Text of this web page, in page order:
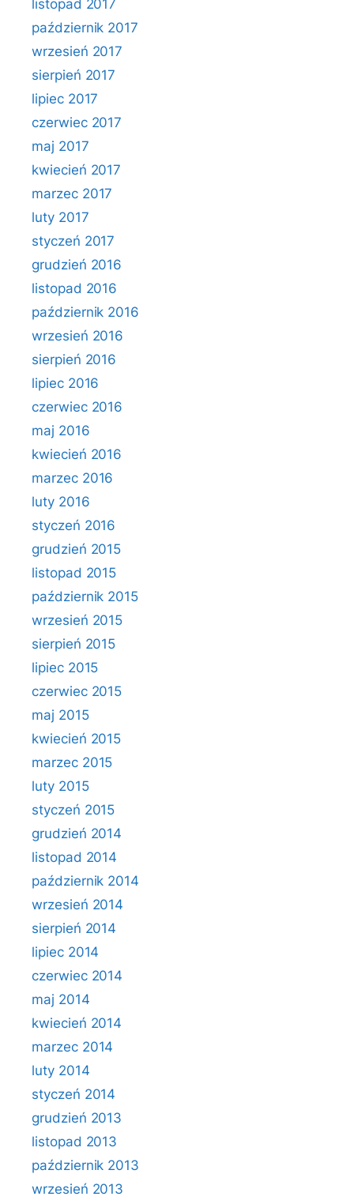
listopad 2017
październik 2017
wrzesień 2017
sierpień 2017
lipiec 2017
czerwiec 2017
maj 2017
kwiecień 2017
marzec 2017
luty 2017
styczeń 2017
grudzień 2016
listopad 2016
październik 2016
wrzesień 2016
sierpień 2016
lipiec 2016
czerwiec 2016
maj 2016
kwiecień 2016
marzec 2016
luty 2016
styczeń 2016
grudzień 2015
listopad 2015
październik 2015
wrzesień 2015
sierpień 2015
lipiec 2015
czerwiec 2015
maj 2015
kwiecień 2015
marzec 2015
luty 2015
styczeń 2015
grudzień 2014
listopad 2014
październik 2014
wrzesień 2014
sierpień 2014
lipiec 2014
czerwiec 2014
maj 2014
kwiecień 2014
marzec 2014
luty 2014
styczeń 2014
grudzień 2013
listopad 2013
październik 2013
wrzesień 2013